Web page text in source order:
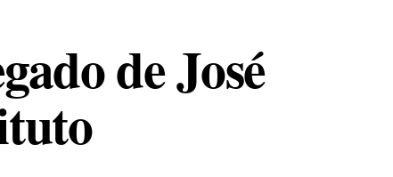
de José